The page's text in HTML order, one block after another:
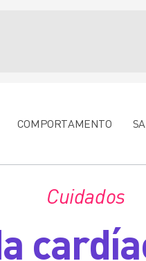
COMPORTAMENTO
Cuidados